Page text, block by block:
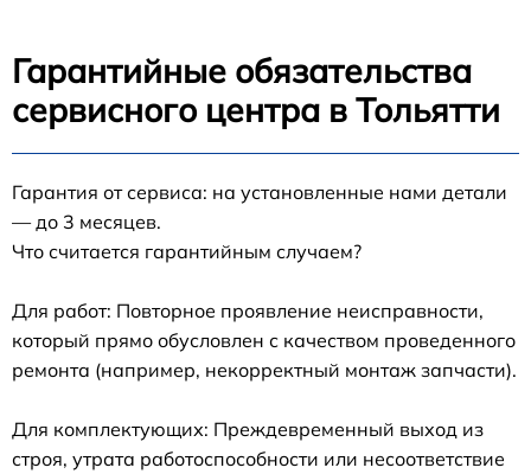
Гарантийные обязательства
сервисного центра в Тольятти
Гарантия от сервиса: на установленные нами детали
— до 3 месяцев.
Что считается гарантийным случаем?
Для работ: Повторное проявление неисправности,
который прямо обусловлен с качеством проведенного
ремонта (например, некорректный монтаж запчасти).
Для комплектующих: Преждевременный выход из
строя, утрата работоспособности или несоответствие